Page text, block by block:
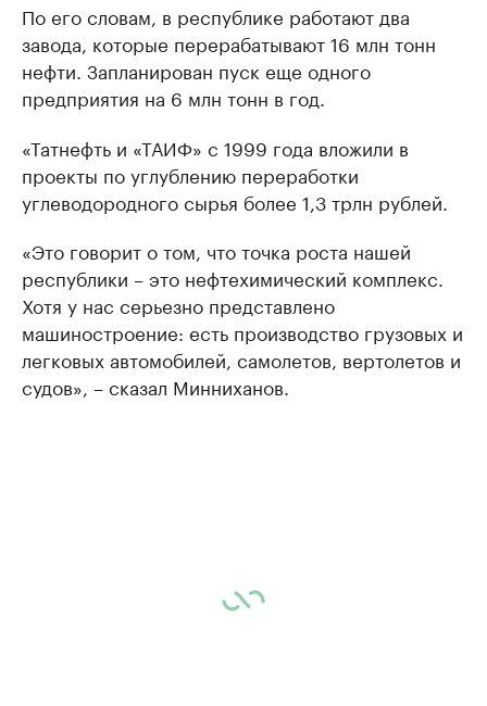
По его словам, в республике работают два
завода, которые перерабатывают 16 млн тонн
нефти. Запланирован пуск еще одного
предприятия на 6 млн тонн в год.
«Татнефть и «ТАИФ» с 1999 года вложили в
проекты по углублению переработки
углеводородного сырья более 1,3 трлн рублей.
«Это говорит о том, что точка роста нашей
республики – это нефтехимический комплекс.
Хотя у нас серьезно представлено
машиностроение: есть производство грузовых и
легковых автомобилей, самолетов, вертолетов и
судов», – сказал Минниханов.